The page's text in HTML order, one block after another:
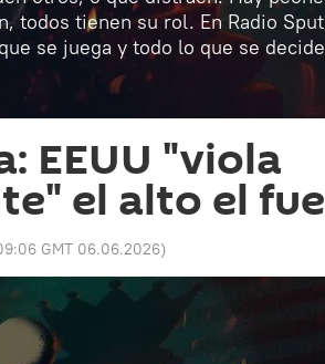
todos tienen su rol. En Radio
se juega y todo lo que se
EEUU "viola
el alto el
GMT 06.06.2026)